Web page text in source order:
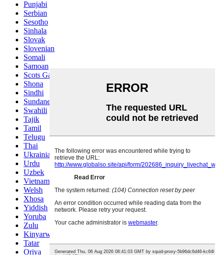
Punjabi
Serbian
Sesotho
Sinhala
Slovak
Slovenian
Somali
Samoan
Scots Gaelic
Shona
Sindhi
Sundanese
Swahili
Tajik
Tamil
Telugu
Thai
Ukrainian
Urdu
Uzbek
Vietnamese
Welsh
Xhosa
Yiddish
Yoruba
Zulu
Kinyarwanda
Tatar
Oriya